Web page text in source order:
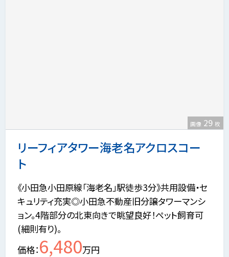
リーフィアタワー海老名アクロスコー
ト
画像 29 枚
《小田急小田原線「海老名」駅徒歩3分》共用設備・セ
キュリティ充実◎小田急不動産旧分譲タワーマンシ
ョン。4階部分の北東向きで眺望良好！ペット飼育可
(細則有り)。
価格 6,480万円